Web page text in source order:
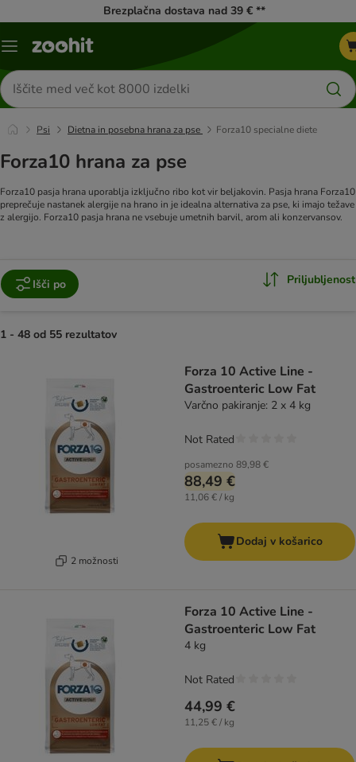
Brezplačna dostava nad 39 € **
Meni
Iskanje
izdelkov
Psi Dietna in posebna hrana za pse Forza10 specialne diete
Forza10 hrana za pse
Forza10 pasja hrana uporablja izključno ribo kot vir beljakovin. Pasja hrana Forza10
preprečuje nastanek alergije na hrano in je idealna alternativa za pse, ki imajo težave
z alergijo. Forza10 pasja hrana ne vsebuje umetnih barvil, arom ali konzervansov.
Išči po Priljubljenost
1 - 48 od 55 rezultatov
2 možnosti
Forza 10 Active Line -
Gastroenteric Low Fat
Varčno pakiranje: 2 x 4 kg
posamezno 89,98 €
88,49 €
11,06 € / kg
Not Rated
Dodaj v košarico
Forza 10 Active Line -
Gastroenteric Low Fat
4 kg
44,99 €
11,25 € / kg
Not Rated